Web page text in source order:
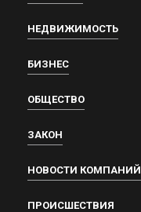
НЕДВИЖИМОСТЬ
БИЗНЕС
ОБЩЕСТВО
ЗАКОН
НОВОСТИ КОМПАНИЙ
ПРОИСШЕСТВИЯ